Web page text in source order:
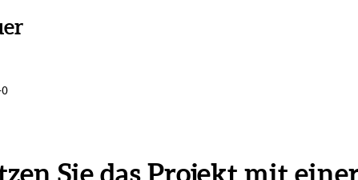
Sie das Projekt mit